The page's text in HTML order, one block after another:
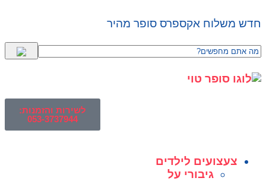
חדש משלוח אקספרס סופר מהיר
לשירות והזמנות:
053-3737944
צעצועים לילדים
גיבורי על